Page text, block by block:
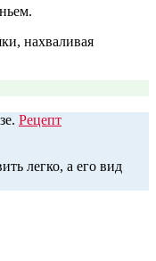
нахваливая
Рецепт
легко, а его вид